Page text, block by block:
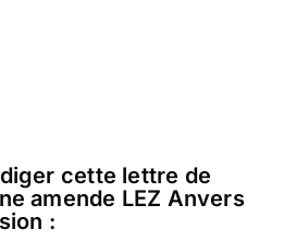
cette lettre de
amende LEZ Anvers
: